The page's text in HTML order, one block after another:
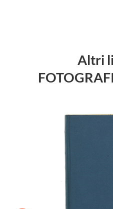
Altri